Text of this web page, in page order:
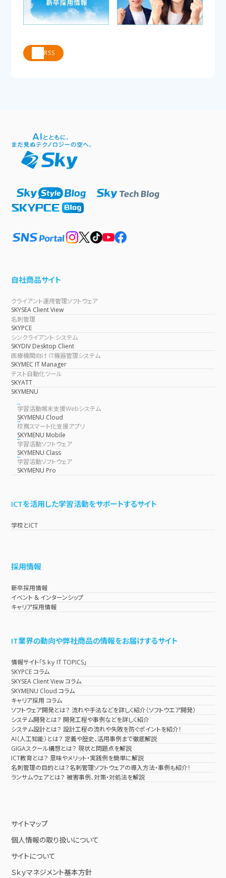
RSS
自社商品サイト
クライアント運用管理ソフトウェア
SKYSEA Client View
名刺管理
SKYPCE
シンクライアント システム
SKYDIV Desktop Client
医療機関向け IT機器管理システム
SKYMEC IT Manager
テスト自動化ツール
SKYATT
SKYMENU
学習活動端末支援Webシステム
SKYMENU Cloud
校務スマート化支援アプリ
SKYMENU Mobile
学習活動ソフトウェア
SKYMENU Class
学習活動ソフトウェア
SKYMENU Pro
ICTを活用した学習活動をサポートするサイト
学校とICT
採用情報
新卒採用情報
イベント & インターンシップ
キャリア採用情報
IT業界の動向や弊社商品の情報をお届けするサイト
情報サイト「Ｓｋｙ IT TOPICS」
SKYPCE コラム
SKYSEA Client View コラム
SKYMENU Cloud コラム
キャリア採用 コラム
ソフトウェア開発とは？ 流れや手法などを詳しく紹介（ソフトウエア開発）
システム開発とは？ 開発工程や事例などを詳しく紹介
システム設計とは？ 設計工程の流れや失敗を防ぐポイントを紹介！
AI（人工知能）とは？ 定義や歴史、活用事例まで徹底解説
GIGAスクール構想とは？ 現状と問題点を解説
ICT教育とは？ 意味やメリット・実践例を簡単に解説
名刺管理の目的とは？名刺管理ソフトウェアの導入方法・事例も紹介！
ランサムウェアとは？ 被害事例、対策・対処法を解説
サイトマップ
個人情報の取り扱いについて
サイトについて
Ｓｋｙマネジメント基本方針